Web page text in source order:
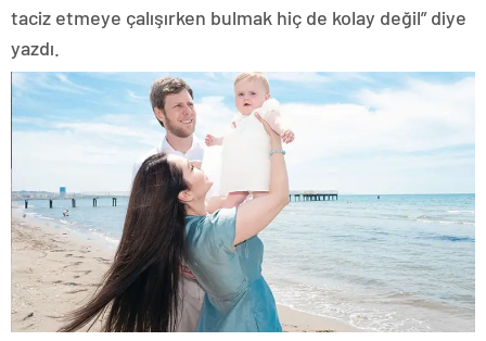
taciz etmeye çalışırken bulmak hiç de kolay değil” diye
yazdı.